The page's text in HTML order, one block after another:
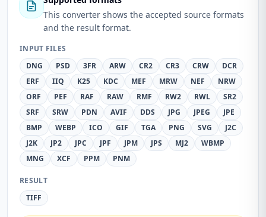
This converter shows the accepted source formats
and the result format.
INPUT FILES
DNG
PSD 3FR ARW CR2 CR3 CRW
DCR
ERF
IIQ K25 KDC MEF MRW NEF
NRW
ORF
PEF RAF RAW RMF RW2 RWL
SR2
SRF
SRW PDN AVIF DDS JPG JPEG
JPE
BMP
WEBP ICO GIF TGA PNG SVG
J2C
J2K
JP2 JPC JPF JPM JPS MJ2
WBMP
MNG
XCF PPM PNM
RESULT
TIFF